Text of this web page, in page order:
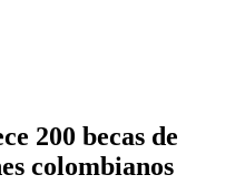
200 becas de
colombianos